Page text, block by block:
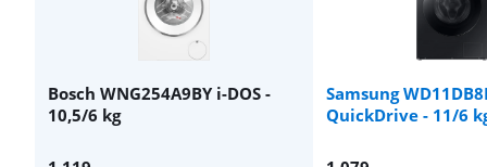
Bosch WNG254A9BY i-DOS -
10,5/6 kg
Samsung
QuickDrive - 11/6